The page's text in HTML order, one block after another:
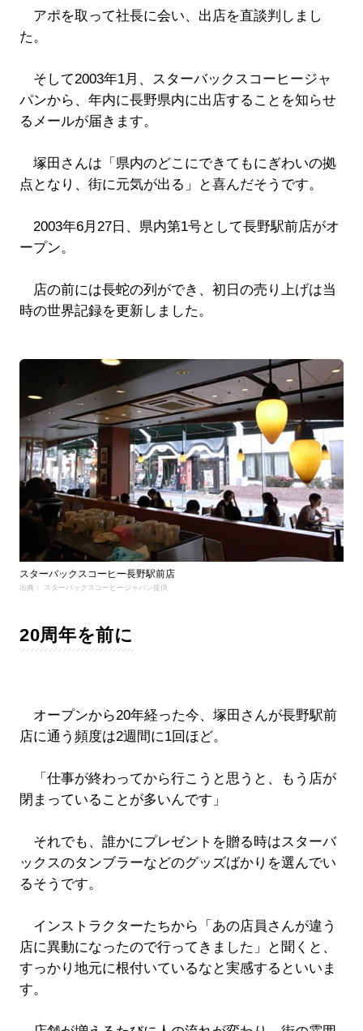
アポを取って社長に会い、出店を直談判しまし
た。
そして2003年1月、スターバックスコーヒージャ
パンから、年内に長野県内に出店することを知らせ
るメールが届きます。
塚田さんは「県内のどこにできてもにぎわいの拠
点となり、街に元気が出る」と喜んだそうです。
2003年6月27日、県内第1号として長野駅前店がオ
ープン。
店の前には長蛇の列ができ、初日の売り上げは当
時の世界記録を更新しました。
スターバックスコーヒー長野駅前店
出典： スターバックスコーヒージャパン提供
20周年を前に
オープンから20年経った今、塚田さんが長野駅前
店に通う頻度は2週間に1回ほど。
「仕事が終わってから行こうと思うと、もう店が
閉まっていることが多いんです」
それでも、誰かにプレゼントを贈る時はスターバ
ックスのタンブラーなどのグッズばかりを選んでい
るそうです。
インストラクターたちから「あの店員さんが違う
店に異動になったので行ってきました」と聞くと、
すっかり地元に根付いているなと実感するといいま
す。